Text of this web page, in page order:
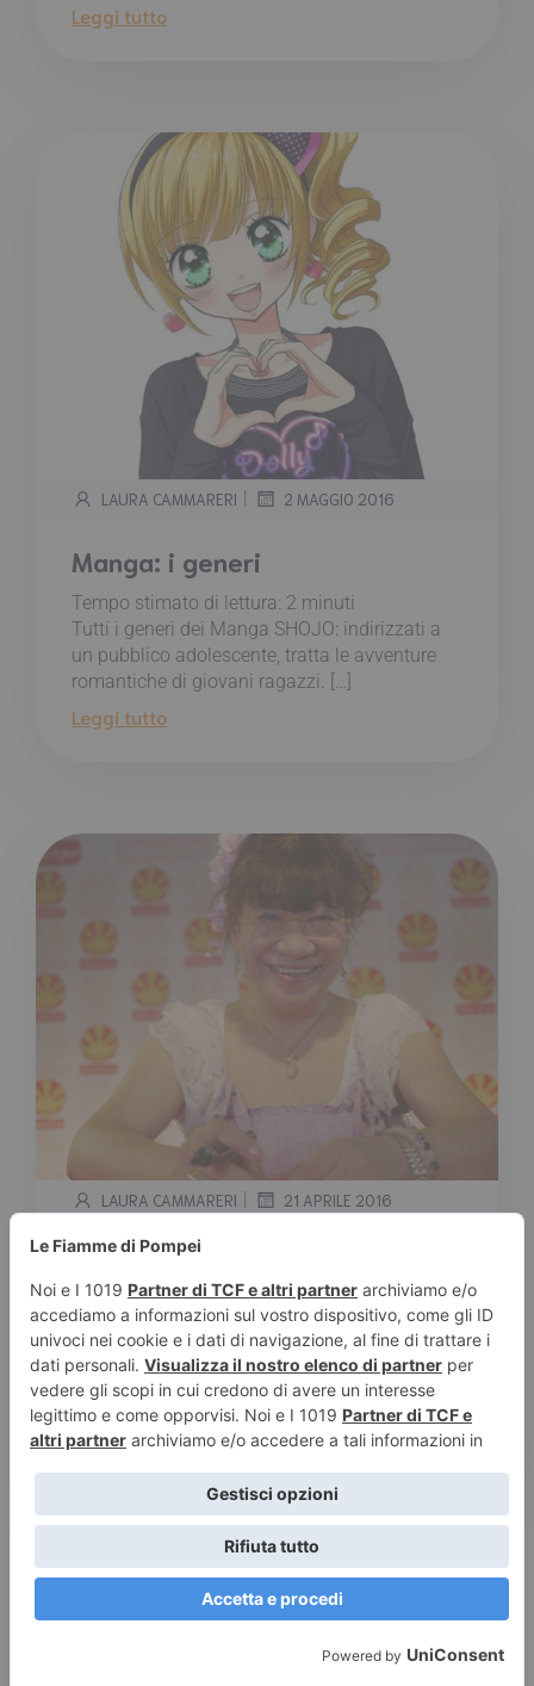
Leggi tutto
LAURA CAMMARERI | 2 MAGGIO 2016
Manga: i generi
Tempo stimato di lettura: 2 minuti
Tutti i generi dei Manga SHOJO: indirizzati a
un pubblico adolescente, tratta le avventure
romantiche di giovani ragazzi. […]
Leggi tutto
LAURA CAMMARERI | 21 APRILE 2016
Yumiko Igarashi all’Etna Comics
2016
Tempo stimato di lettura:< 1 minuto
Una bellissima notizia per tutti gli amanti di
anime e manga! Yumiko Igarashi (nata nel
1950 […]
Leggi tutto
© 2026 Le Fiamme di Pompei – Recensioni di libri e articoli
Privacy e Cookies